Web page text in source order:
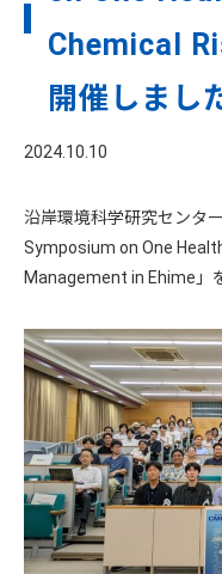
Chemical
開催しまし
2024.10.10
沿岸環境科学研究センタ
Symposium on One
Management in Ehime」